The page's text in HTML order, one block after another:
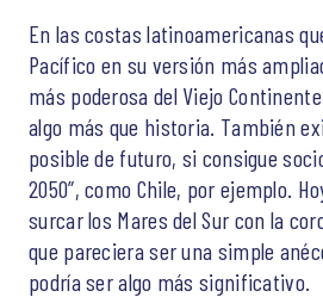
En las costas latinoamericanas
Pacífico en su versión más
más poderosa del Viejo
algo más que historia. También
posible de futuro, si consigue
2050”, como Chile, por ejemplo.
surcar los Mares del Sur con la
que pareciera ser una simple
podría ser algo más significativo.